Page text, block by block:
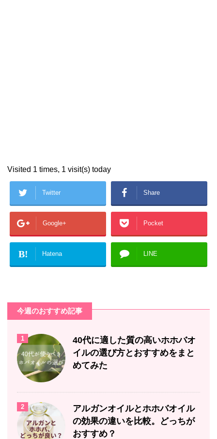
Visited 1 times, 1 visit(s) today
Twitter Share
Google+ Pocket
B! Hatena LINE
今週のおすすめ記事
1
40代に適した質の高いホホバオ
イルの選び方とおすすめをまと
めてみた
2
アルガンオイルとホホバオイル
の効果の違いを比較。どっちが
おすすめ？